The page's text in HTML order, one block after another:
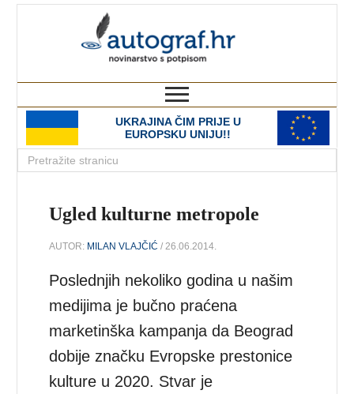
UKRAJINA ČIM PRIJE U
EUROPSKU UNIJU!!
Ugled kulturne metropole
AUTOR: MILAN VLAJČIĆ / 26.06.2014.
Poslednjih nekoliko godina u našim
medijima je bučno praćena
marketinška kampanja da Beograd
dobije značku Evropske prestonice
kulture u 2020. Stvar je